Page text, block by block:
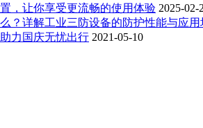
，让你享受更流畅的使用体验 2025-02-
？详解工业三防设备的防护性能与应用
力国庆无忧出行 2021-05-10